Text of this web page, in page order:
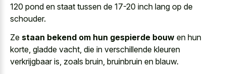
120 pond en staat tussen de 17-20 inch lang op de
schouder.
Ze staan bekend om hun gespierde bouw en hun
korte, gladde vacht, die in verschillende kleuren
verkrijgbaar is, zoals bruin, bruinbruin en blauw.